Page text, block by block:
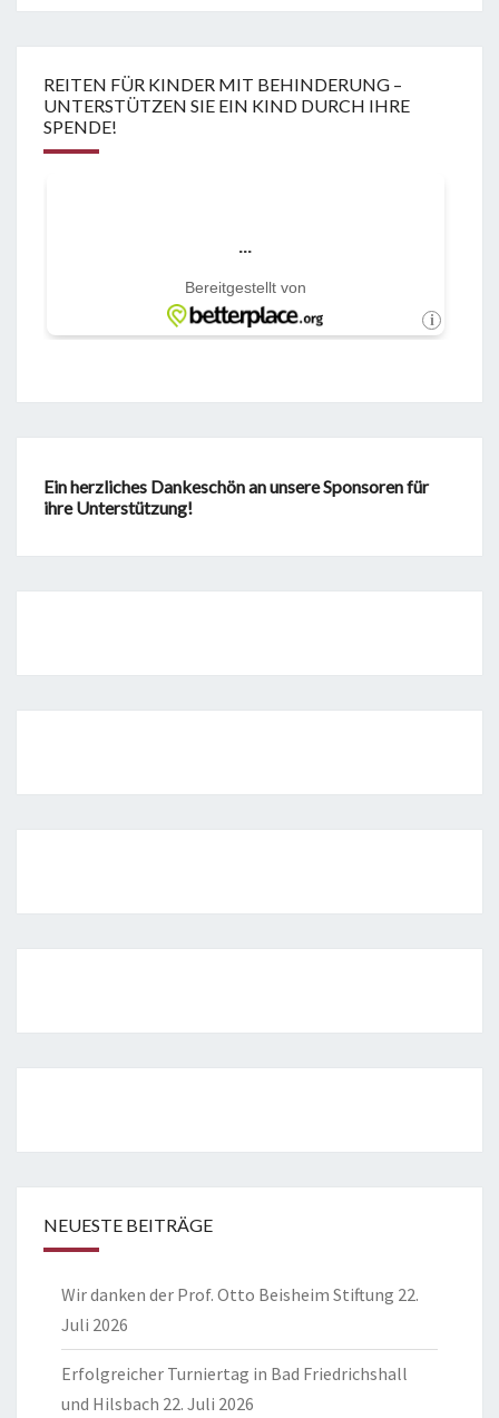
REITEN FÜR KINDER MIT BEHINDERUNG –
UNTERSTÜTZEN SIE EIN KIND DURCH IHRE
SPENDE!
Ein herzliches Dankeschön an unsere Sponsoren für
ihre Unterstützung!
NEUESTE BEITRÄGE
Wir danken der Prof. Otto Beisheim Stiftung 22.
Juli 2026
Erfolgreicher Turniertag in Bad Friedrichshall
und Hilsbach 22. Juli 2026